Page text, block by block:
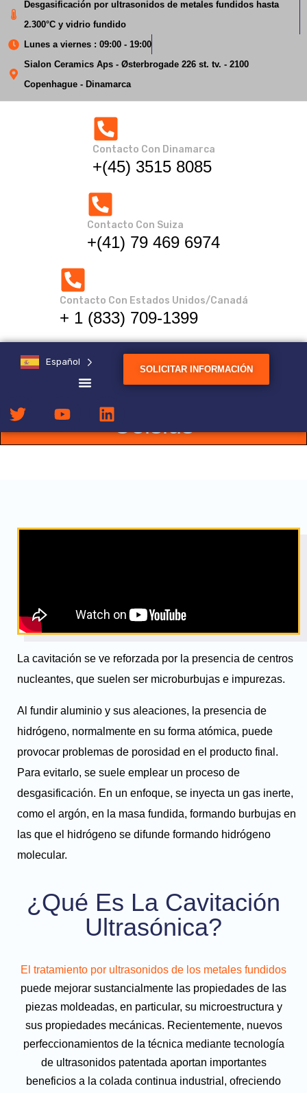
Desgasificación por ultrasonidos de metales fundidos hasta
2.300°C y vidrio fundido
Lunes a viernes : 09:00 - 19:00
Sialon Ceramics Aps - Østerbrogade 226 st. tv. - 2100
Copenhague - Dinamarca
Contacto Con Dinamarca
+(45) 3515 8085
Contacto Con Suiza
+(41) 79 469 6974
Contacto Con Estados Unidos/Canadá
+ 1 (833) 709-1399
Español
SOLICITAR INFORMACIÓN
Desgasificación por
ultrasonidos del
aluminio fundido
Desgasificación por ultrasonidos del aluminio fundido
Zinc, magnesio, cobre,
latón, bronce y aleaciones
ferrosas hasta 1.800°
Celsius
¿Qué Es La Cavitación
Ultrasónica?
El tratamiento por ultrasonidos de los metales fundidos
puede mejorar sustancialmente las propiedades de las
piezas moldeadas, en particular, su microestructura y
sus propiedades mecánicas. Recientemente, nuevos
perfeccionamientos de la técnica mediante tecnología
de ultrasonidos patentada aportan importantes
beneficios a la colada continua industrial, ofreciendo
La cavitación se ve reforzada por la presencia de centros
nucleantes, que suelen ser microburbujas e impurezas.
Al fundir aluminio y sus aleaciones, la presencia de
hidrógeno, normalmente en su forma atómica, puede
provocar problemas de porosidad en el producto final.
Para evitarlo, se suele emplear un proceso de
desgasificación. En un enfoque, se inyecta un gas inerte,
como el argón, en la masa fundida, formando burbujas en
las que el hidrógeno se difunde formando hidrógeno
molecular.